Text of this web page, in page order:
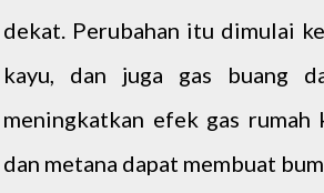
dekat. Perubahan itu dimulai
kayu, dan juga gas buang
meningkatkan efek gas
dan metana dapat membuat